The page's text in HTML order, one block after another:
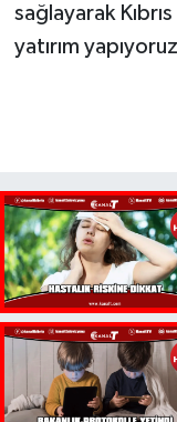
sağlayarak
yatırım